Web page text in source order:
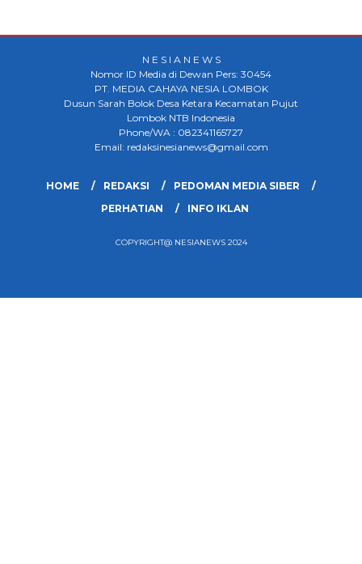
N E S I A N E W S
Nomor ID Media di Dewan Pers: 30454
PT. MEDIA CAHAYA NESIA LOMBOK
Dusun Sarah Bolok Desa Ketara Kecamatan Pujut
Lombok NTB Indonesia
Phone/WA : 082341165727
Email: redaksinesianews@gmail.com
HOME REDAKSI
PEDOMAN MEDIA SIBER
PERHATIAN
INFO IKLAN
COPYRIGHT@ NESIANEWS 2024